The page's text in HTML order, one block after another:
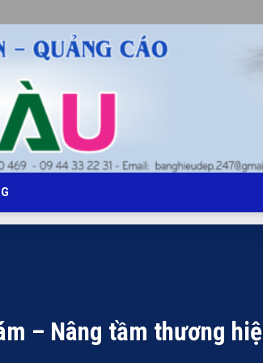
– Nâng tầm thương